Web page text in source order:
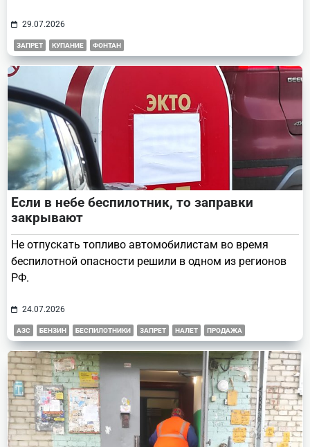
29.07.2026
ЗАПРЕТ КУПАНИЕ ФОНТАН
Если в небе беспилотник, то заправки
закрывают
Не отпускать топливо автомобилистам во время
беспилотной опасности решили в одном из регионов
РФ.
24.07.2026
АЗС БЕНЗИН БЕСПИЛОТНИКИ ЗАПРЕТ НАЛЕТ ПРОДАЖА